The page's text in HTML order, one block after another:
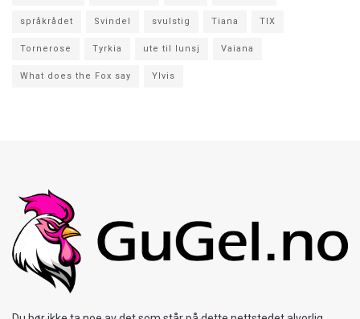
språkrådet Svindel svulstig Tiana TIX
Tornerose Tyrkia ute til lunsj Vaiana
What does the Fox say Ylvis